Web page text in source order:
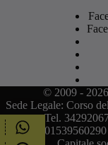
© 2009 -
Sede Legale: Corso
Tel.
P.I.